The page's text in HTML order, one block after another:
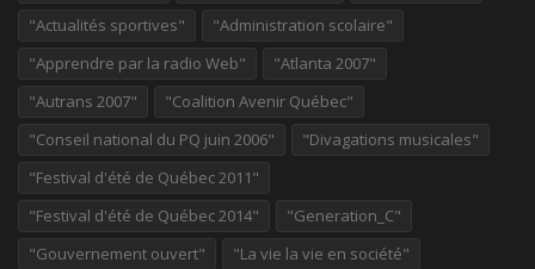
"Actualités sportives"
"Administration scolaire"
"Apprendre par la radio Web"
"Atlanta 2007"
"Autrans 2007"
"Coalition Avenir Québec"
"Conseil national du PQ juin 2006"
"Divagations musicales"
"Festival d'été de Québec 2011"
"Festival d'été de Québec 2014"
"Generation_C"
"Gouvernement ouvert"
"La vie la vie en société"